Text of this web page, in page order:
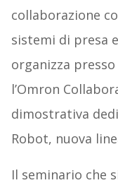
collaborazione
sistemi di presa
organizza
l’Omron
dimostrativa
Robot, nuova
Il seminario che